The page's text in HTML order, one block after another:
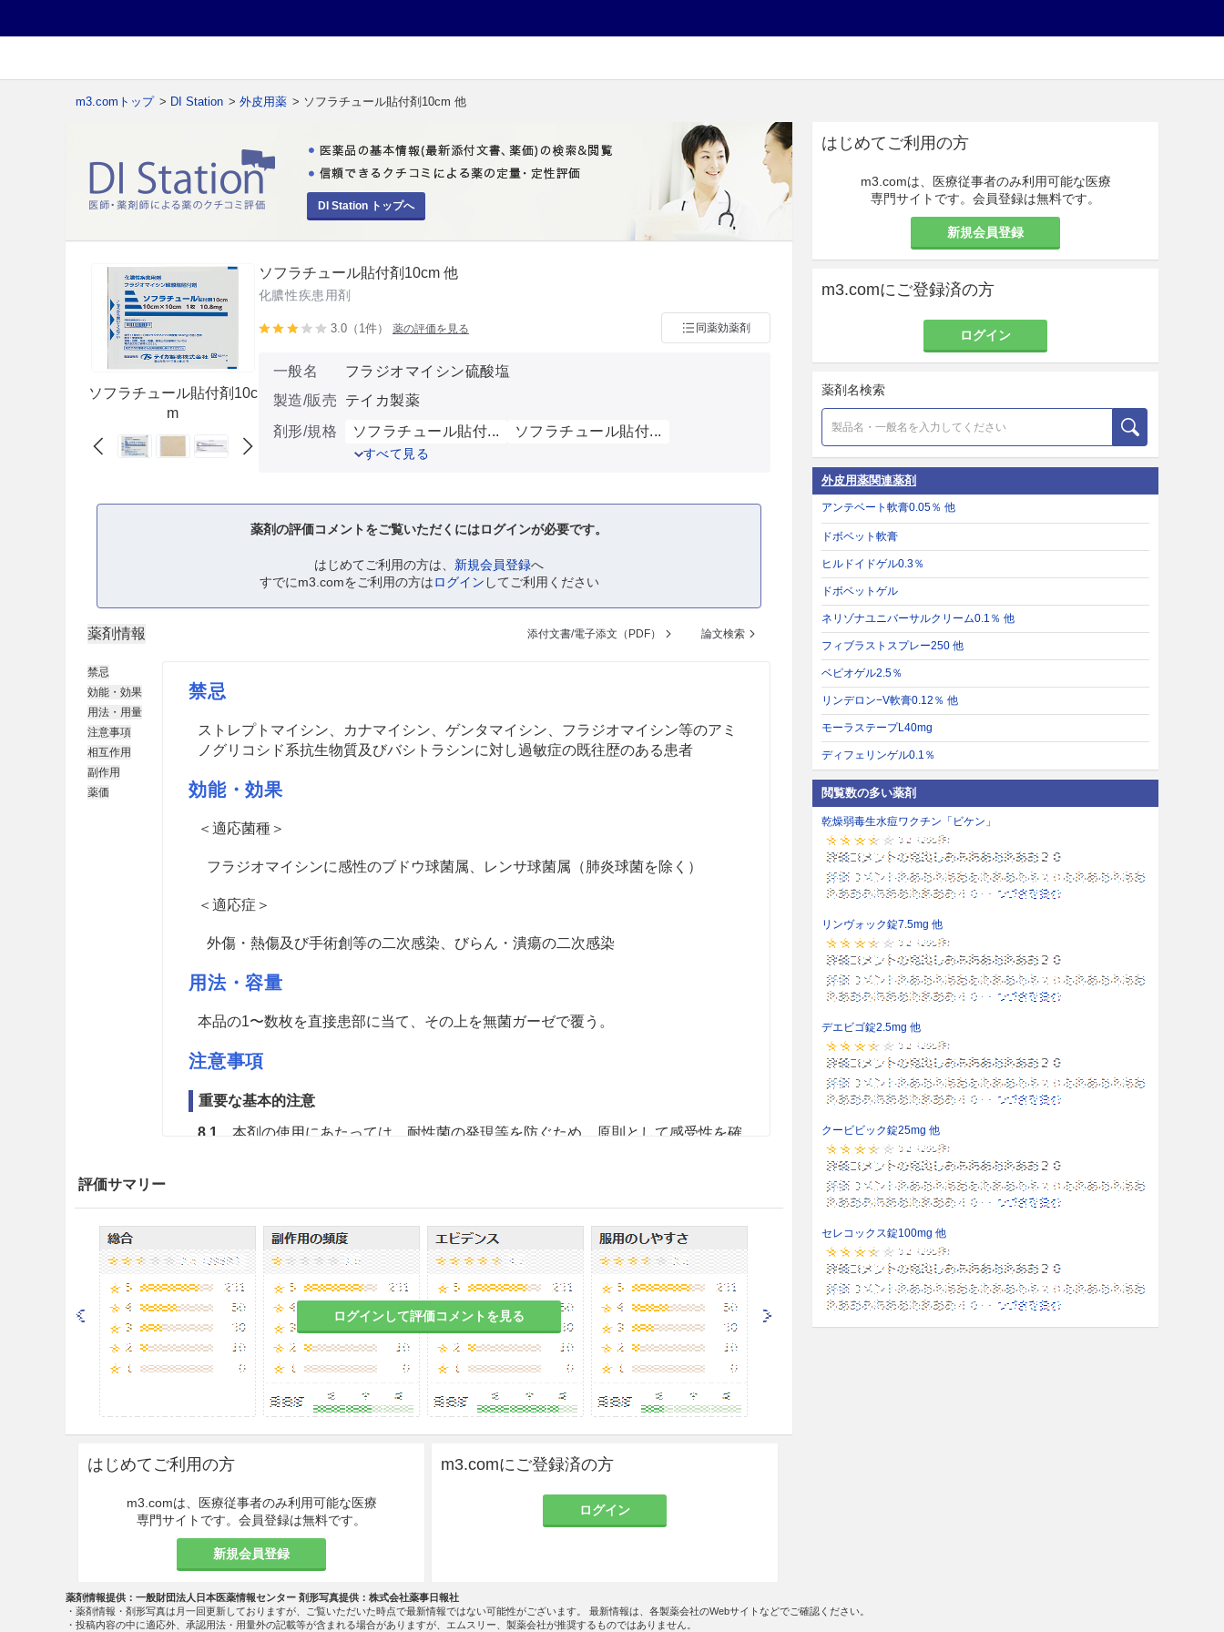
m3.comトップ > DI Station > 外皮用薬 > ソフラチュール貼付剤10cm 他
DI Station トップへ
ソフラチュール貼付剤10c
m
ソフラチュール貼付剤10cm 他
化膿性疾患用剤
3.0（1件） 薬の評価を見る 同薬効薬剤
一般名
フラジオマイシン硫酸塩
製造/販売
テイカ製薬
剤形/規格
ソフラチュール貼付... ソフラチュール貼付...
すべて見る
薬剤の評価コメントをご覧いただくにはログインが必要です。
はじめてご利用の方は、 新規会員登録へ
すでにm3.comをご利用の方はログイン してご利用ください
薬剤情報 添付文書/電子添文（PDF） 論文検索
禁忌
効能・効果
用法・用量
注意事項
相互作用
副作用
薬価
禁忌
ストレプトマイシン、カナマイシン、ゲンタマイシン、フラジオマイシン等のアミ
ノグリコシド系抗生物質及びバシトラシンに対し過敏症の既往歴のある患者
効能・効果
＜適応菌種＞
フラジオマイシンに感性のブドウ球菌属、レンサ球菌属（肺炎球菌を除く）
＜適応症＞
外傷・熱傷及び手術創等の二次感染、びらん・潰瘍の二次感染
用法・容量
本品の1〜数枚を直接患部に当て、その上を無菌ガーゼで覆う。
注意事項
重要な基本的注意
8.1
本剤の使用にあたっては、耐性菌の発現等を防ぐため、原則として感受性を確
（そう痒、発赤、腫脹、丘疹、小水疱等）があらわれた場合には、使用を中止する
こと。
8.3 広範囲な熱傷、潰瘍のある皮膚には長期間連用しないこと。
8.4
腎障害、難聴があらわれることがあるので、長期連用を避けること。［11.1.1
参照］
慎重投与
9.5 妊婦
妊婦又は妊娠している可能性のある女性には、治療上の有益性が危険性を上回る
と判断される場合にのみ使用すること。
取扱上の注意
夏季には涼しい場所に保管すること。
相互作用
副作用
評価サマリー
ログインして評価コメントを見る
はじめてご利用の方
m3.comは、医療従事者のみ利用可能な医療
専門サイトです。会員登録は無料です。
新規会員登録
m3.comにご登録済の方
ログイン
はじめてご利用の方
m3.comは、医療従事者のみ利用可能な医療
専門サイトです。会員登録は無料です。
新規会員登録
m3.comにご登録済の方
ログイン
薬剤名検索
外皮用薬関連薬剤
アンテベート軟膏0.05％ 他
ドボベット軟膏
ヒルドイドゲル0.3％
ドボベットゲル
ネリゾナユニバーサルクリーム0.1％ 他
フィブラストスプレー250 他
ベピオゲル2.5％
リンデロン−V軟膏0.12％ 他
モーラステープL40mg
ディフェリンゲル0.1％
閲覧数の多い薬剤
乾燥弱毒生水痘ワクチン「ビケン」
リンヴォック錠7.5mg 他
デエビゴ錠2.5mg 他
クービビック錠25mg 他
セレコックス錠100mg 他
薬剤情報提供：一般財団法人日本医薬情報センター 剤形写真提供：株式会社薬事日報社
・薬剤情報・剤形写真は月一回更新しておりますが、ご覧いただいた時点で最新情報ではない可能性がございます。 最新情報は、各製薬会社のWebサイトなどでご確認ください。
・投稿内容の中に適応外、承認用法・用量外の記載等が含まれる場合がありますが、エムスリー、製薬会社が推奨するものではありません。